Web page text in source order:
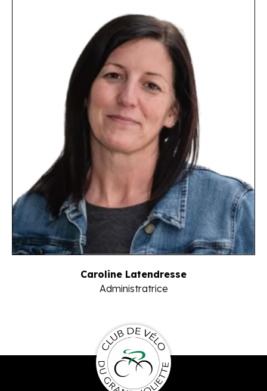
Caroline Latendresse
Administratrice